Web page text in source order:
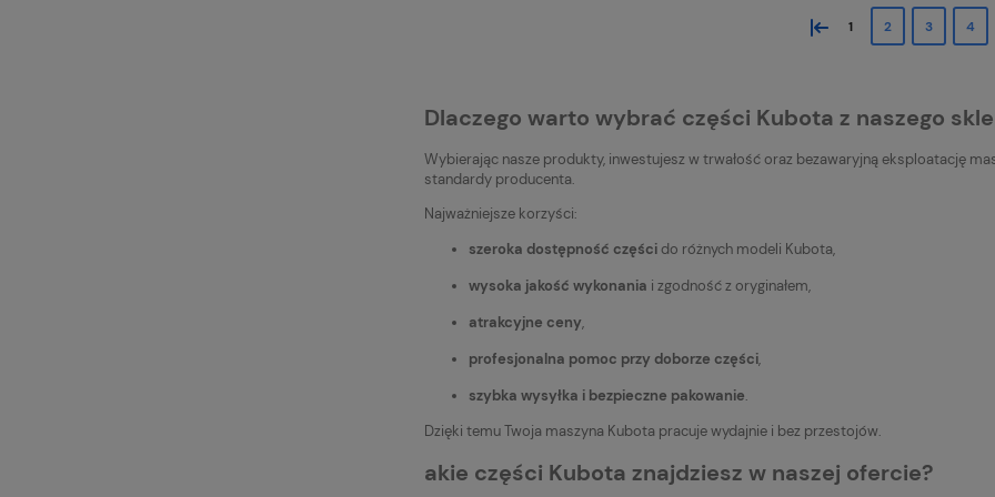
« 1 2 3 4
Dlaczego warto wybrać części Kubota z naszego
Wybierając nasze produkty, inwestujesz w trwałość oraz bezawaryjną eksploatację
standardy producenta.
Najważniejsze korzyści:
szeroka dostępność częścido różnych modeli Kubota,
wysoka jakość wykonania i zgodność z oryginałem,
atrakcyjne ceny,
profesjonalna pomoc przy doborze części,
szybka wysyłka i bezpieczne pakowanie.
Dzięki temu Twoja maszyna Kubota pracuje wydajnie i bez przestojów.
akie części Kubota znajdziesz w naszej ofercie?